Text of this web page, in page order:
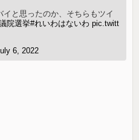
と思ったのか、そちらもツイ
院選挙#れいわはないわ pic.twitt
6, 2022